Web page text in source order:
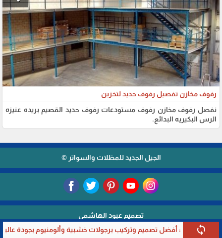
sync
تصميم وتركيب برجولات خشبية وألومنيوم بجودة عالية وأسعار تنافسية
رفوف مخازن تفصيل رفوف حديد لتخزين
نفصل رفوف مخازن رفوف مستودعات رفوف حديد القصيم بريده عنيزه
الرس البكيريه البدائع.
الجيل الجديد للمظلات والسواتر ©
تصميم عبود الهاشمي